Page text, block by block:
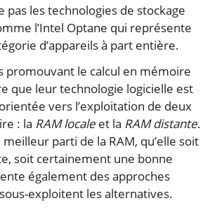
pas les technologies de stockage
l’Intel Optane qui représente
d’appareils à part entière.
promouvant le calcul en mémoire
que leur technologie logicielle est
vers l’exploitation de deux
: la RAM localeet la RAM distante.
parti de la RAM, qu’elle soit
soit certainement une bonne
également des approches
exploitent les alternatives.